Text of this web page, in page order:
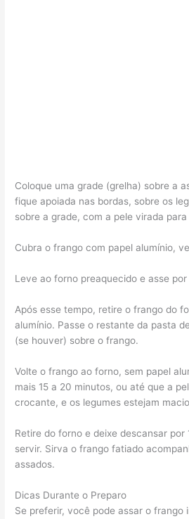
Coloque uma grade (grelha) sobre a
fique apoiada nas bordas, sobre os
sobre a grade, com a pele virada para
Cubra o frango com papel alumínio,
Leve ao forno preaquecido e asse
Após esse tempo, retire o frango do
alumínio. Passe o restante da pasta
(se houver) sobre o frango.
Volte o frango ao forno, sem papel
mais 15 a 20 minutos, ou até que a
crocante, e os legumes estejam
Retire do forno e deixe descansar por
servir. Sirva o frango fatiado
assados.
Dicas Durante o Preparo
Se preferir, você pode assar o frango